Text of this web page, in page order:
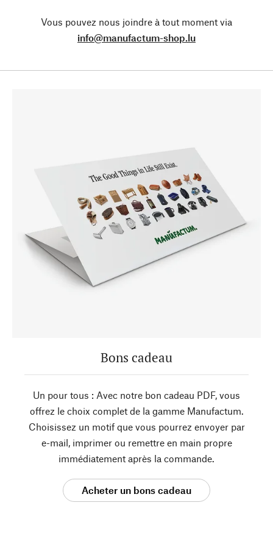
Vous pouvez nous joindre à tout moment via
info@manufactum-shop.lu
Bons cadeau
Un pour tous : Avec notre bon cadeau PDF, vous
offrez le choix complet de la gamme Manufactum.
Choisissez un motif que vous pourrez envoyer par
e-mail, imprimer ou remettre en main propre
immédiatement après la commande.
Acheter un bons cadeau